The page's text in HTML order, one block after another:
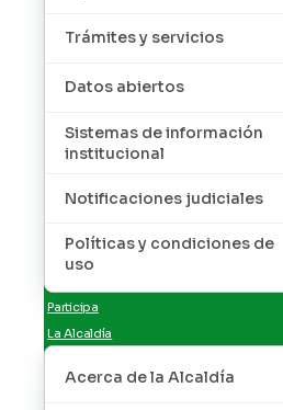
Trámites y servicios
Datos abiertos
Sistemas de información
institucional
Notificaciones judiciales
Políticas y condiciones de
uso
Participa
La Alcaldía
Acerca de la Alcaldía